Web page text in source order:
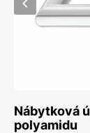
Nábytková
polyamidu